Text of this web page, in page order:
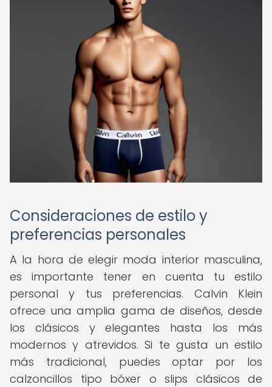
Consideraciones de estilo y
preferencias personales
A la hora de elegir moda interior masculina,
es importante tener en cuenta tu estilo
personal y tus preferencias. Calvin Klein
ofrece una amplia gama de diseños, desde
los clásicos y elegantes hasta los más
modernos y atrevidos. Si te gusta un estilo
más tradicional, puedes optar por los
calzoncillos tipo bóxer o slips clásicos de